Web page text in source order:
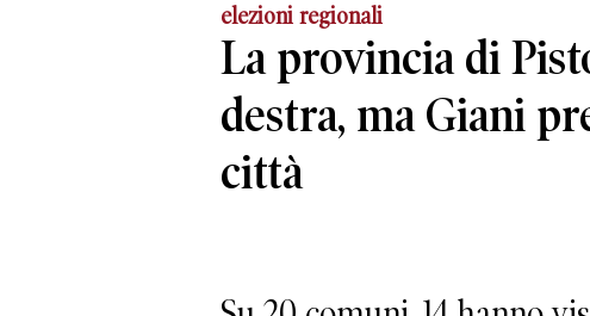
elezioni regionali
La provincia di
destra, ma Giani
città